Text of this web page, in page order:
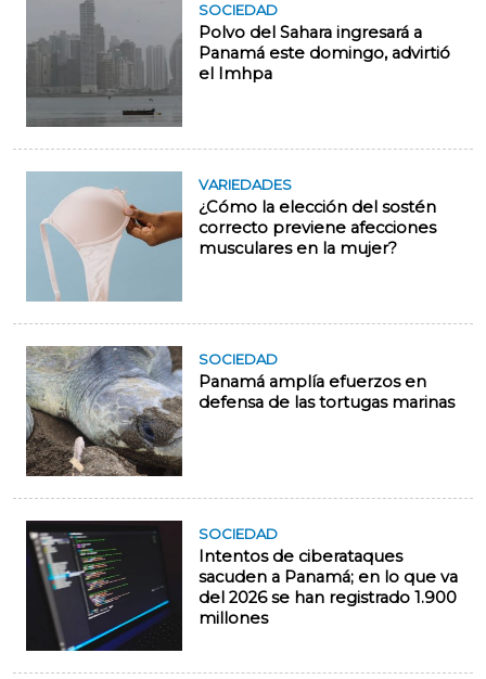
SOCIEDAD
Polvo del Sahara ingresará a
Panamá este domingo, advirtió
el Imhpa
VARIEDADES
¿Cómo la elección del sostén
correcto previene afecciones
musculares en la mujer?
SOCIEDAD
Panamá amplía efuerzos en
defensa de las tortugas marinas
SOCIEDAD
Intentos de ciberataques
sacuden a Panamá; en lo que va
del 2026 se han registrado 1.900
millones